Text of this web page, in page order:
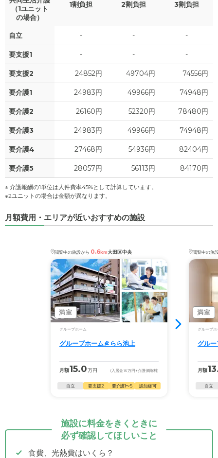
（1ユニット
の場合）
1割負担 2割負担 3割負担
自立 - - -
要支援1 - - -
要支援2 24852円 49704円 74556円
要介護1 24983円 49966円 74948円
要介護2 26160円 52320円 78480円
要介護3 24983円 49966円 74948円
要介護4 27468円 54936円 82404円
要介護5 28057円 56113円 84170円
※ 介護報酬の1単位は人件費率45%として計算しています。
※2ユニットの場合は金額が異なります。
月額費用・エリアが近いおすすめの施設
閲覧中の施設から 0.6km大田区中央
満室
グループホーム
グループホームきらら池上
月額15.0万円 (入居金15万円 +介護保険料)
自立 要支援2 要介護1〜5 認知症可
閲覧中の施
満室
グループホ
グル
月額
自立
施設に料金をきくときに
必ず確認してほしいこと
食費、光熱費はいくら？